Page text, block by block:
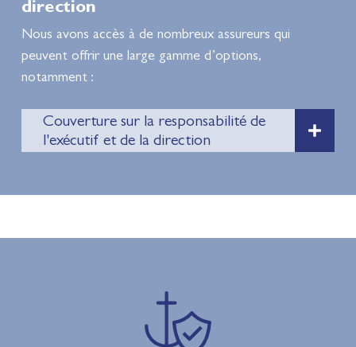
direction
Nous avons accès à de nombreux assureurs qui
peuvent offrir une large gamme d’options,
notamment :
Couverture sur la responsabilité de
l'exécutif et de la direction